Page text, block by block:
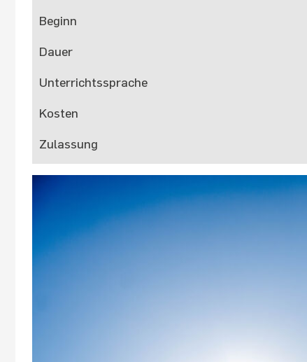
Beginn
Dauer
Unterrichtssprache
Kosten
Zulassung